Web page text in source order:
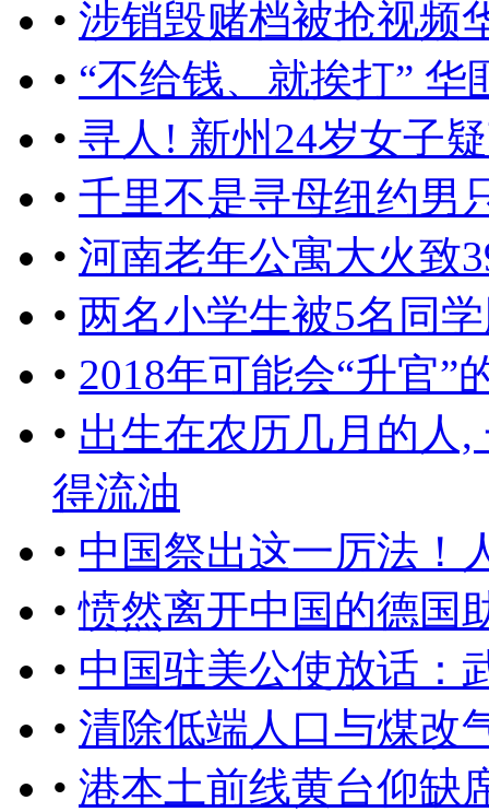
• 涉销毁赌档被抢视频
• “不给钱、就挨打”
• 寻人! 新州24岁女子
• 千里不是寻母纽约男
• 河南老年公寓大火致
• 两名小学生被5名同
• 2018年可能会“升官”
• 出生在农历几月的人
得流油
• 中国祭出这一厉法！
•愤然离开中国的德国
• 中国驻美公使放话：
• 清除低端人口与煤改
• 港本土前线黄台仰缺